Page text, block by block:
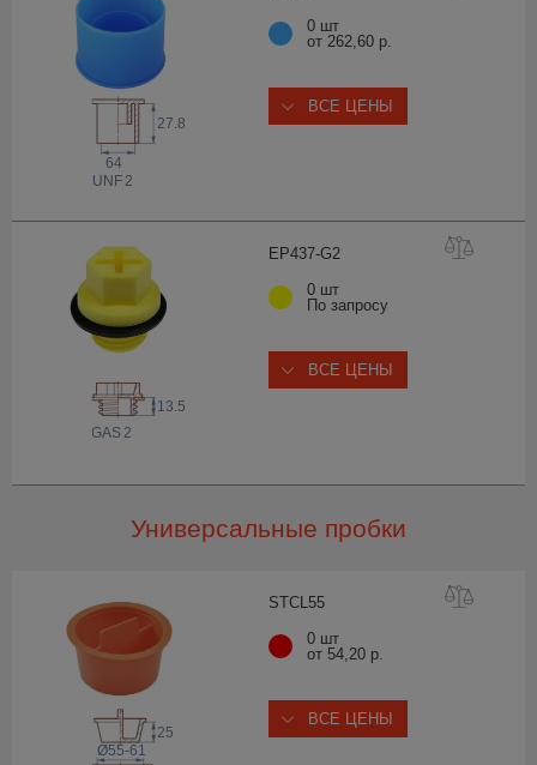
27.8
64
UNF 2
0 шт
от 262,60 р.
ВСЕ ЦЕНЫ
EP437-G2
GAS 2
13.5
0 шт
По запросу
ВСЕ ЦЕНЫ
Универсальные пробки
STCL55
25
Ø55-61
0 шт
от 54,20 р.
ВСЕ ЦЕНЫ